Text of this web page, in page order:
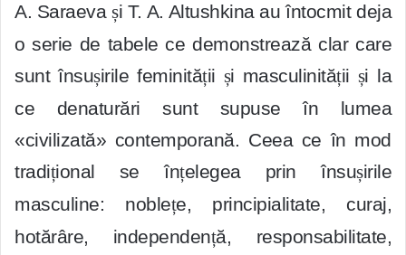
A. Saraeva și T. A. Altushkina au întocmit deja
o serie de tabele ce demonstrează clar care
sunt însușirile feminității și masculinității și la
ce denaturări sunt supuse în lumea
«civilizată» contemporană. Ceea ce în mod
tradițional se înțelegea prin însușirile
masculine: noblețe, principialitate, curaj,
hotărâre, independență, responsabilitate,